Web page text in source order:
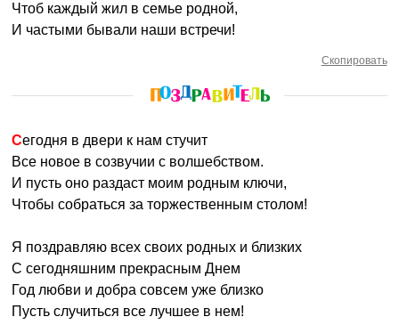
Чтоб каждый жил в семье родной,
И частыми бывали наши встречи!
Скопировать
Сегодня в двери к нам стучит
Все новое в созвучии с волшебством.
И пусть оно раздаст моим родным ключи,
Чтобы собраться за торжественным столом!
Я поздравляю всех своих родных и близких
С сегодняшним прекрасным Днем
Год любви и добра совсем уже близко
Пусть случиться все лучшее в нем!